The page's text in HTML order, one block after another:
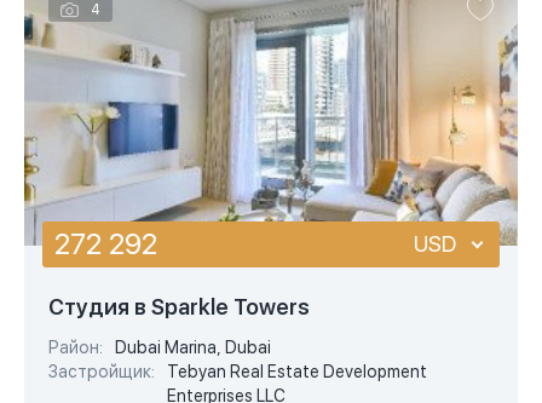
4
Cтудия в Sparkle Towers
Район:
Dubai Marina, Dubai
Застройщик:
Tebyan Real Estate Development
Enterprises LLC
272 292 USD